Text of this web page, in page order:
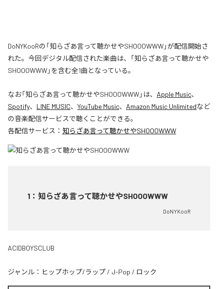
DoNYKooRの「知らざあ言って聴かせやSHOOOWWW」が配信開始さ
れた。今回デジタル配信された楽曲は、「知らざあ言って聴かせや
SHOOOWWW」を含む全1曲となっている。
なお「知らざあ言って聴かせやSHOOOWWW」は、 Apple Music、
Spotify、 LINE MUSIC、 YouTube Music、 Amazon Music Unlimitedなど
の音楽配信サービスで聴くことができる。
各配信サービス： 知らざあ言って聴かせやSHOOOWWW
1 ： 知らざあ言って聴かせやSHOOOWWW
DoNYKooR
ACIDBOYSCLUB
ジャンル： ヒップホップ/ラップ / J-Pop / ロック